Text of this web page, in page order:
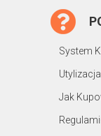
System
Jak